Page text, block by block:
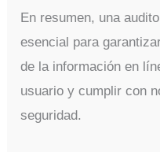
En resumen, una
esencial para
de la información en
usuario y cumplir con
seguridad.